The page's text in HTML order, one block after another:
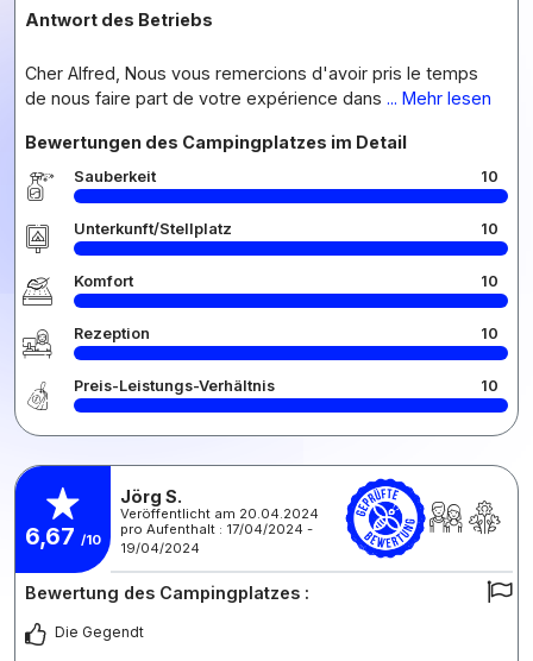
Antwort des Betriebs
Cher Alfred, Nous vous remercions d'avoir pris le temps
de nous faire part de votre expérience dans ... Mehr lesen
Bewertungen des Campingplatzes im Detail
Sauberkeit 10
Unterkunft/Stellplatz 10
Komfort 10
Rezeption 10
Preis-Leistungs-Verhältnis 10
6,67 /10
Jörg S.
Veröffentlicht am 20.04.2024
pro Aufenthalt : 17/04/2024 -
19/04/2024
Bewertung des Campingplatzes :
Die Gegendt